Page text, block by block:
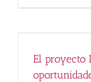
El proyecto